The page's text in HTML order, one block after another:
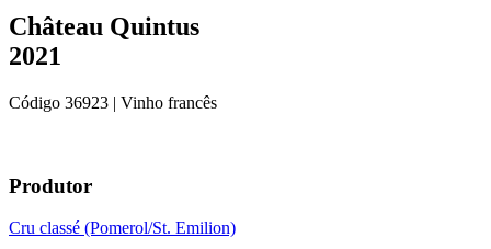
Château Quintus
2021
Código 36923 | Vinho francês
Produtor
Cru classé (Pomerol/St. Emilion)